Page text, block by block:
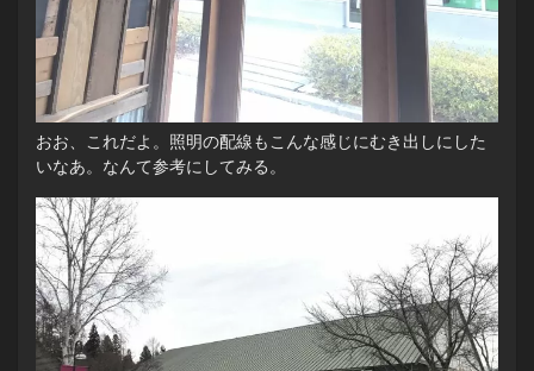
おお、これだよ。照明の配線もこんな感じにむき出しにした
いなあ。なんて参考にしてみる。